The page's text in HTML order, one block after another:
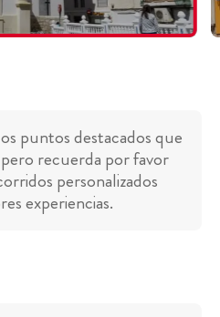
puntos destacados que
recuerda por favor
personalizados
experiencias.